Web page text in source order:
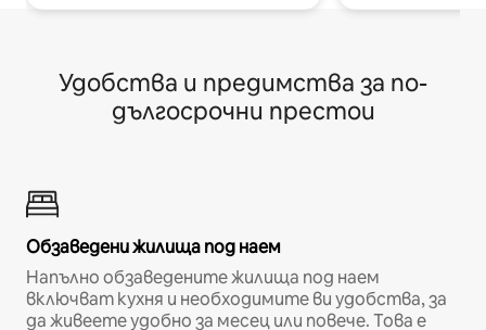
Удобства и предимства за по-
дългосрочни престои
Обзаведени жилища под наем
Напълно обзаведените жилища под наем
включват кухня и необходимите ви удобства, за
да живеете удобно за месец или повече. Това е